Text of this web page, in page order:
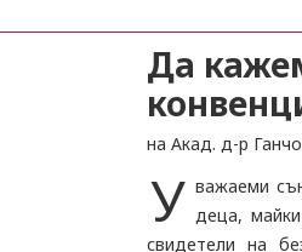
Да
на Акад. д-р
У важаеми
деца,
свидетели на